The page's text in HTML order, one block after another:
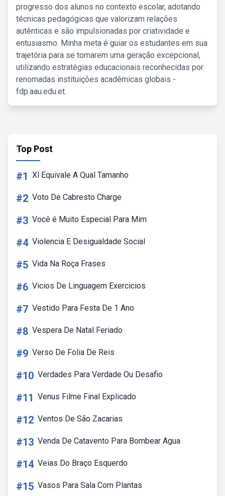
progresso dos alunos no contexto escolar, adotando
técnicas pedagógicas que valorizam relações
autênticas e são impulsionadas por criatividade e
entusiasmo. Minha meta é guiar os estudantes em sua
trajetória para se tornarem uma geração excepcional,
utilizando estratégias educacionais reconhecidas por
renomadas instituições acadêmicas globais -
fdp.aau.edu.et.
Top Post
#1 Xl Equivale A Qual Tamanho
#2 Voto De Cabresto Charge
#3 Você é Muito Especial Para Mim
#4 Violencia E Desigualdade Social
#5 Vida Na Roça Frases
#6 Vicios De Linguagem Exercicios
#7 Vestido Para Festa De 1 Ano
#8 Vespera De Natal Feriado
#9 Verso De Folia De Reis
#10 Verdades Para Verdade Ou Desafio
#11 Venus Filme Final Explicado
#12 Ventos De São Zacarias
#13 Venda De Catavento Para Bombear Agua
#14 Veias Do Braço Esquerdo
#15 Vasos Para Sala Com Plantas